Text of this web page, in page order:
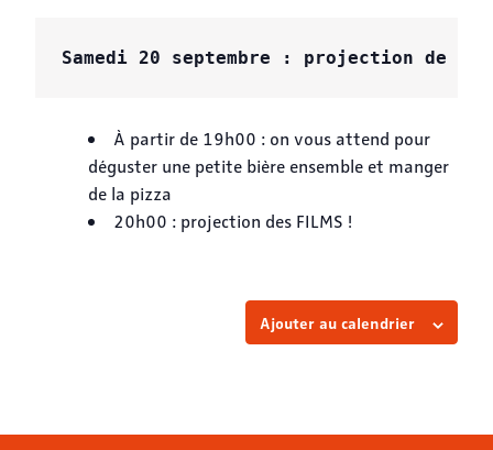
Samedi 20 septembre : projection de
À partir de 19h00 : on vous attend pour
déguster une petite bière ensemble et manger
de la pizza
20h00 : projection des FILMS !
Ajouter au calendrier